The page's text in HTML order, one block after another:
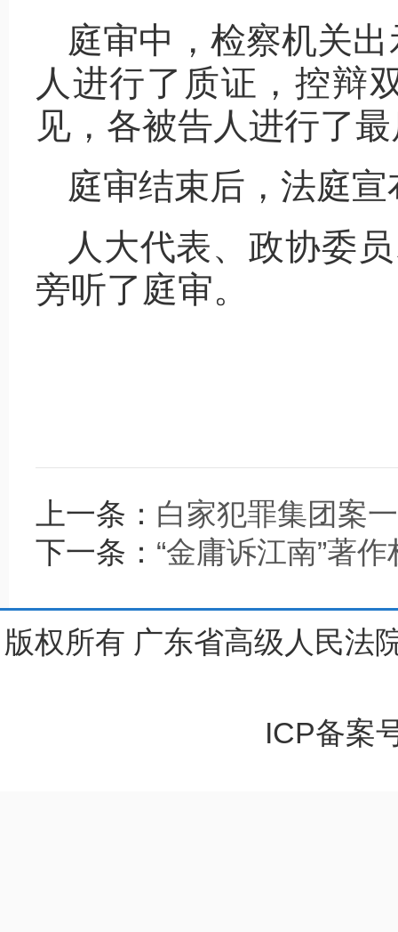
庭审中，检察机关
人进行了质证，控辩
见，各被告人进行了
庭审结束后，法庭
人大代表、政协委
旁听了庭审。
上一条： 白家犯罪集团案
下一条： “金庸诉江南”著
版权所有 广东省高级人民法
ICP备案